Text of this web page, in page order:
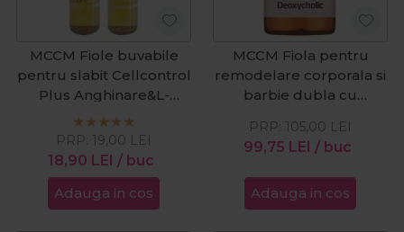
MCCM Fiole buvabile
pentru slabit Cellcontrol
Plus Anghinare&L-
Carnitina 2x5ml
18,90 LEI / buc
PRP: 19,00 LEI
Adauga in cos
MCCM Fiola pentru
remodelare corporala si
barbie dubla cu
99,75 LEI / buc
PRP: 105,00 LEI
Adauga in cos